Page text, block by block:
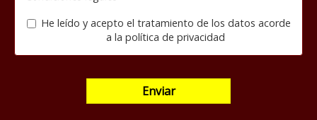
He leído y acepto el tratamiento de los datos acorde
a la política de privacidad
Enviar